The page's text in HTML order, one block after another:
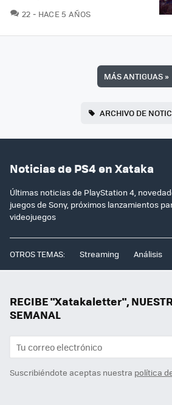
22 COMENTARIOS
HACE 5 AÑOS
MÁS ANTIGUAS»
ARCHIVO DE
Noticias de PS4 en Xataka
Últimas noticias de PlayStation 4,
juegos de Sony, próximos lanzamientos
videojuegos
OTROS TEMAS: Streaming Análisis
RECIBE "Xatakaletter",
SEMANAL
Suscribiéndote aceptas nuestra política